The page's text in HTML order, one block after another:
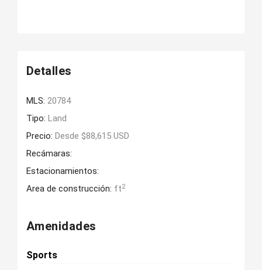
Detalles
MLS: 20784
Tipo: Land
Precio: Desde $88,615 USD
Recámaras:
Estacionamientos:
Area de construcción: ft2
Amenidades
Sports